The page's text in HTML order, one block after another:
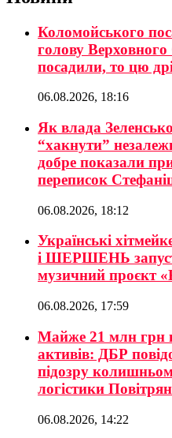
Коломойського
голову
посадили, то цю
06.08.2026, 18:16
Як влада
“хакнути”
добре показали
переписок
06.08.2026, 18:12
Українські
і ШЕРШЕНЬ
музичний
06.08.2026, 17:59
Майже 21 млн грн
активів: ДБР
підозру
логістики
06.08.2026, 14:22